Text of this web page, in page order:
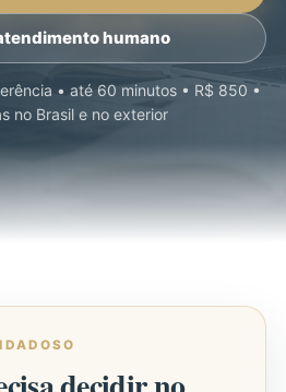
humano
• até 60 minutos • R$ 850 •
no Brasil e no exterior